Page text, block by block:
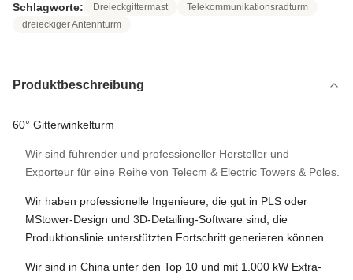
Schlagworte: Dreieckgittermast
Telekommunikationsradturm
dreieckiger Antennturm
Produktbeschreibung
60° Gitterwinkelturm
Wir sind führender und professioneller Hersteller und
Exporteur für eine Reihe von Telecm & Electric Towers & Poles.
Wir haben professionelle Ingenieure, die gut in PLS oder
MStower-Design und 3D-Detailing-Software sind, die
Produktionslinie unterstützten Fortschritt generieren können.
Wir sind in China unter den Top 10 und mit 1.000 kW Extra-